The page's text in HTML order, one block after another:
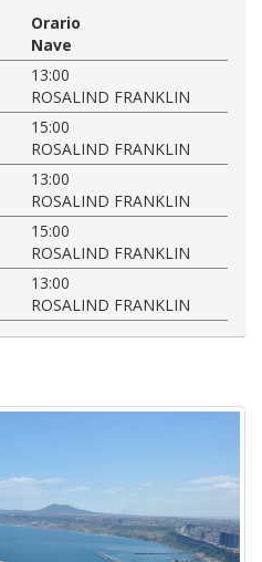
Orario
Nave
13:00
ROSALIND FRANKLIN
15:00
ROSALIND FRANKLIN
13:00
ROSALIND FRANKLIN
15:00
ROSALIND FRANKLIN
13:00
ROSALIND FRANKLIN